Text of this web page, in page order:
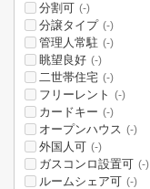
分割可 (-)
分譲タイプ (-)
管理人常駐 (-)
眺望良好 (-)
二世帯住宅 (-)
フリーレント (-)
カードキー (-)
オープンハウス (-)
外国人可 (-)
ガスコンロ設置可 (-)
ルームシェア可 (-)